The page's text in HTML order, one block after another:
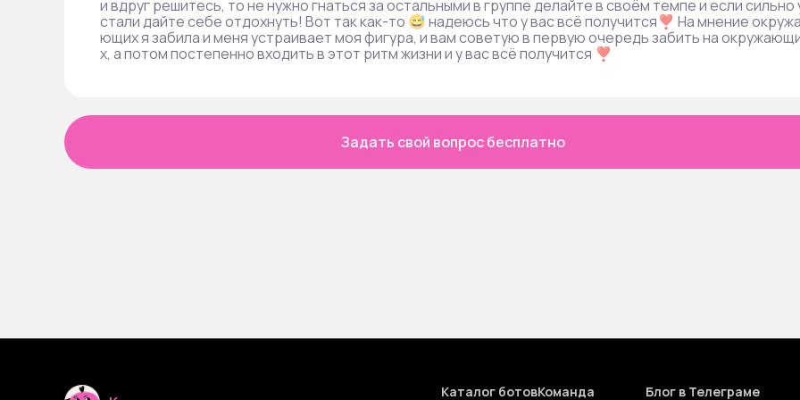
и вдруг решитесь, то не нужно гнаться за остальными в группе делайте в своём темпе и если сильно
стали дайте себе отдохнуть! Вот так как-то 😅 надеюсь что у вас всё получится❣ На мнение окружа
ющих я забила и меня устраивает моя фигура, и вам советую в первую очередь забить на
х, а потом постепенно входить в этот ритм жизни и у вас всё получится ❣
Задать свой вопрос бесплатно
Каталог ботовКоманда
Блог в Телеграме